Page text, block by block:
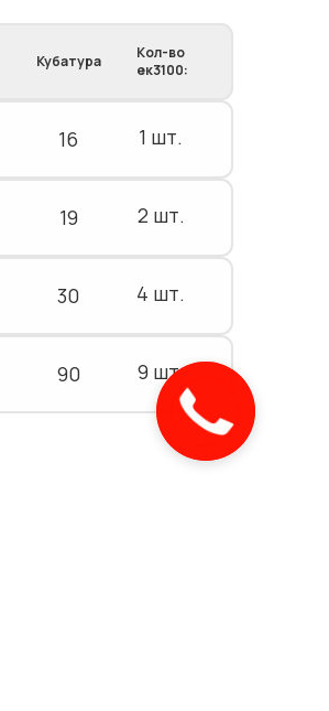
Кубатура
Кол-во
ек3100:
16 1 шт.
19 2 шт.
30 4 шт.
90 9 шт.